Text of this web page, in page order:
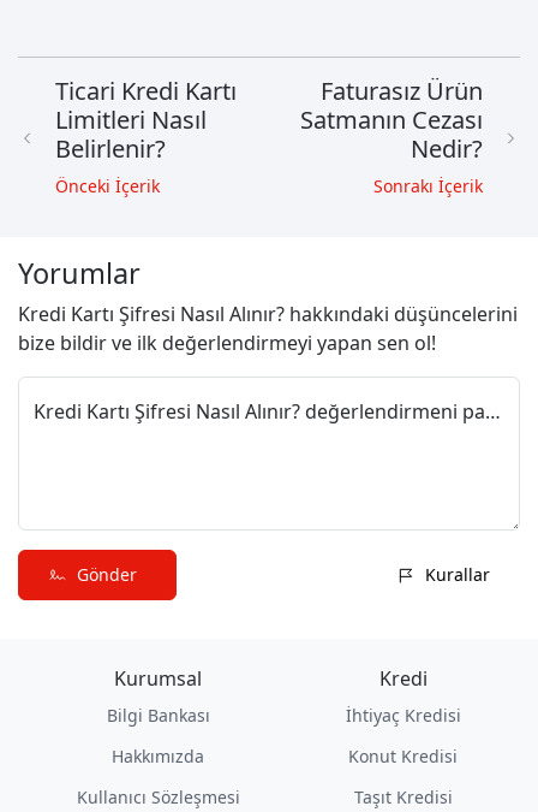
Ticari Kredi Kartı
Limitleri Nasıl
Belirlenir?
Önceki İçerik
Faturasız Ürün
Satmanın Cezası
Nedir?
Sonrakı İçerik
Yorumlar
Kredi Kartı Şifresi Nasıl Alınır? hakkındaki düşüncelerini
bize bildir ve ilk değerlendirmeyi yapan sen ol!
Kredi Kartı Şifresi Nasıl Alınır? değerlendirmeni paylaş
Gönder Kurallar
Kurumsal
Bilgi Bankası
Hakkımızda
Kullanıcı Sözleşmesi
Kredi
İhtiyaç Kredisi
Konut Kredisi
Taşıt Kredisi